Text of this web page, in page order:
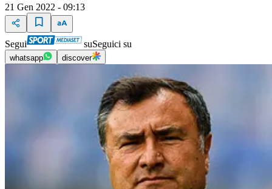
21 Gen 2022 - 09:13
Segui suSeguici su
whatsapp discover